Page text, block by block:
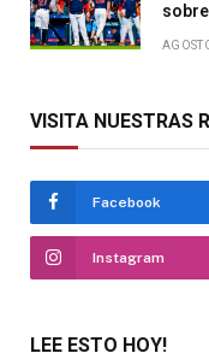
VISITA NUESTRAS
Facebook
Instagram
LEE ESTO HOY!